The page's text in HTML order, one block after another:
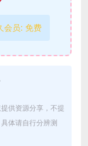
会员: 免费
供资源分享，不提
体请自行分辨测